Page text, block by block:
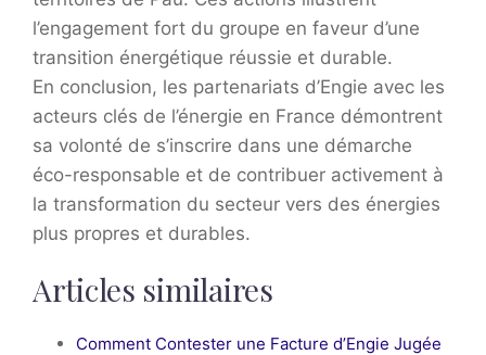
l’engagement fort du groupe en faveur d’une
transition énergétique réussie et durable.
En conclusion, les partenariats d’Engie avec les
acteurs clés de l’énergie en France démontrent
sa volonté de s’inscrire dans une démarche
éco-responsable et de contribuer activement à
la transformation du secteur vers des énergies
plus propres et durables.
Articles similaires
Comment Contester une Facture d’Engie Jugée